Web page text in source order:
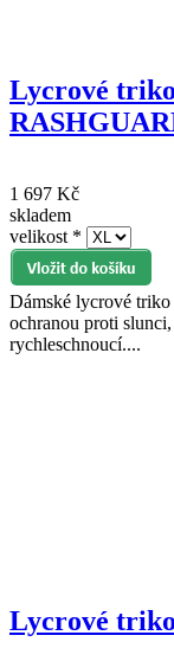
Lycrové triko
1 697 Kč
skladem
velikost *
Dámské lycrové
ochranou proti
rychleschnoucí....
Lycrové